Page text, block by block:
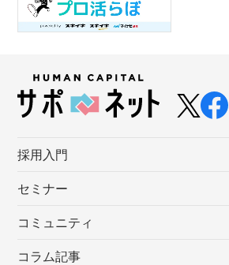
採⽤⼊⾨
セミナー
コミュニティ
コラム記事